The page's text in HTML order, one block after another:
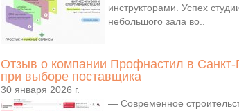
инструкторами. Успех
небольшого зала во..
Отзыв о компании Профнастил в Санкт-
при выборе поставщика
30 января 2026 г.
— Современное